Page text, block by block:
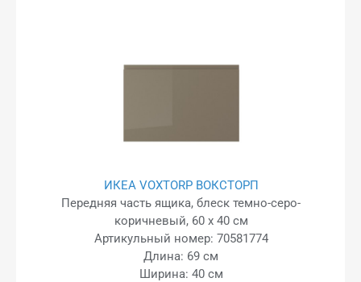
ИКЕА VOXTORP ВОКСТОРП
Передняя часть ящика, блеск темно-серо-
коричневый, 60 x 40 см
Артикульный номер: 70581774
Длина: 69 см
Ширина: 40 см